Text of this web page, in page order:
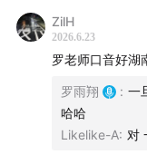
Park 2
悬在空中的“网红”
ZilH
2026.6.23
罗老师口音好湖
罗雨翔 : 一
哈哈
Likelike-A: 对